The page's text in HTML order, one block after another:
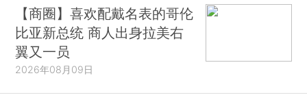
【商圈】喜欢配戴名表的哥伦
比亚新总统 商人出身拉美右
翼又一员
2026年08月09日